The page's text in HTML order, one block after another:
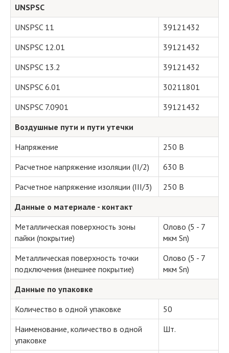
UNSPSC
UNSPSC 11
39121432
UNSPSC 12.01
39121432
UNSPSC 13.2
39121432
UNSPSC 6.01
30211801
UNSPSC 7.0901
39121432
Воздушные пути и пути утечки
Напряжение
250 В
Расчетное напряжение изоляции (II/2)
630 В
Расчетное напряжение изоляции (III/3)
250 В
Данные о материале - контакт
Металлическая поверхность зоны
пайки (покрытие)
Олово (5 - 7
мкм Sn)
Металлическая поверхность точки
подключения (внешнее покрытие)
Олово (5 - 7
мкм Sn)
Данные по упаковке
Количество в одной упаковке
50
Наименование, количество в одной
упаковке
Шт.